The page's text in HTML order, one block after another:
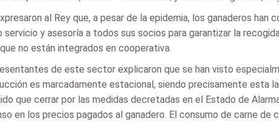
al Rey que, a pesar de la epidemia, los ganaderos han
y asesoría a todos sus socios para garantizar la
no están integrados en cooperativa.
de este sector explicaron que se han visto
es marcadamente estacional, siendo precisamente esta
que cerrar por las medidas decretadas en el Estado de
en los precios pagados al ganadero. El consumo de carne de